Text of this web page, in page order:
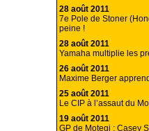
28 août 2011
7e Pole de Stoner
peine !
28 août 2011
Yamaha multiplie les
26 août 2011
Maxime Berger
25 août 2011
Le CIP à l’assaut du
19 août 2011
GP de Motegi : Casey